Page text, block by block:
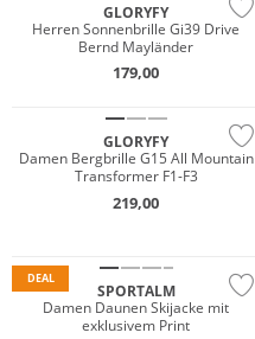
GLORYFY
Herren Sonnenbrille Gi39 Drive
Bernd Mayländer
179,00
GLORYFY
Damen Bergbrille G15 All Mountain
Transformer F1-F3
219,00
DEAL
SPORTALM
Damen Daunen Skijacke mit
exklusivem Print